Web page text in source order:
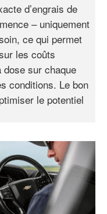
d’engrais de
– uniquement
ce qui permet
les coûts
sur chaque
conditions. Le bon
le potentiel